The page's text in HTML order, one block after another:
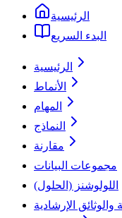
الرئيسية
البدء السريع
الرئيسية
الأنماط
المهام
النماذج
مقارنة
مجموعات البيانات
اللولوشنز (الحلول)
والوثائق الإرشادية